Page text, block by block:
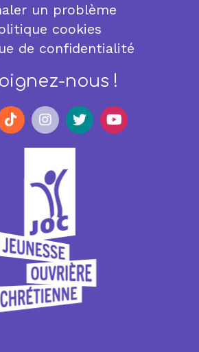
un problème
cookies
de confidentialité
nous !